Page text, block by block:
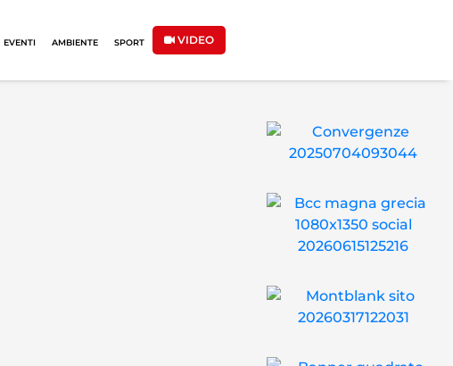
EVENTI AMBIENTE SPORT VIDEO